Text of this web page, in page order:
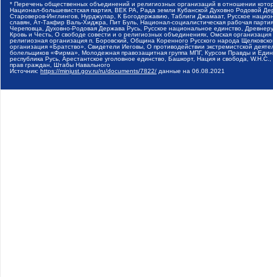
* Перечень общественных объединений и религиозных организаций в отношении
Национал-большевистская партия, ВЕК РА, Рада земли Кубанской Духовно Родовой
Староверов-Инглингов, Нурджулар, К Богодержавию, Таблиги Джамаат, Русское
славян, Ат-Такфир Валь-Хиджра, Пит Буль, Национал-социалистическая рабочая
Череповца, Духовно-Родовая Держава Русь, Русское национальное единство,
Кровь и Честь, О свободе совести и о религиозных объединениях, Омская
религиозная организация п. Боровский, Община Коренного Русского народа
организация «Братство», Свидетели Иеговы, О противодействии экстремистской
болельщиков «Фирма», Молодежная правозащитная группа МПГ, Курсом Правды и
республика Русь, Арестантское уголовное единство, Башкорт, Нация и свобода,
прав граждан, Штабы Навального
Источник: https://minjust.gov.ru/ru/documents/7822/ данные на 06.08.2021